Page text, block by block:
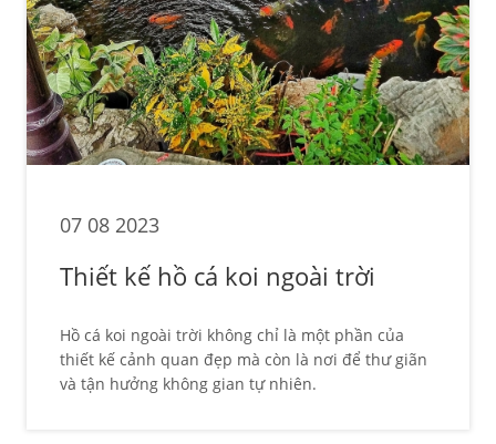
07 08 2023
Thiết kế hồ cá koi ngoài trời
Hồ cá koi ngoài trời không chỉ là một phần của
thiết kế cảnh quan đẹp mà còn là nơi để thư giãn
và tận hưởng không gian tự nhiên.